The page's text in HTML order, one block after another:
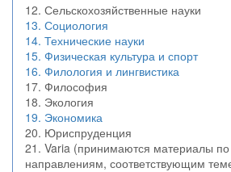
12. Сельскохозяйственные науки
13. Социология
14. Технические науки
15. Физическая культура и спорт
16. Филология и лингвистика
17. Философия
18. Экология
19. Экономика
20. Юриспруденция
21. Varia (принимаются материалы по
направлениям, соответствующим